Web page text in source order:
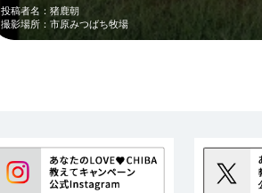
投稿者名：猪鹿朝
撮影場所：市原みつばち牧場